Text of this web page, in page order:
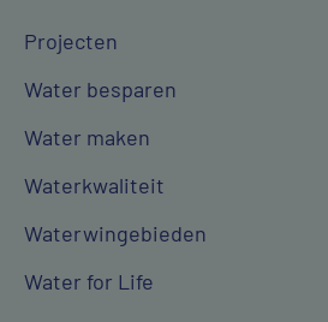
Projecten
Water besparen
Water maken
Waterkwaliteit
Waterwingebieden
Water for Life